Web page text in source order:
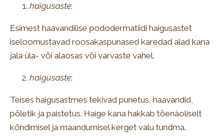
haigusaste:
Esimest haavandilise pododermatiidi haigusastet
iseloomustavad roosakaspunased karedad alad kana
jala üla- või alaosas või varvaste vahel.
haigusaste:
Teises haigusastmes tekivad punetus, haavandid,
põletik ja paistetus. Haige kana hakkab tõenäoliselt
kõndimisel ja maandumisel kerget valu tundma.